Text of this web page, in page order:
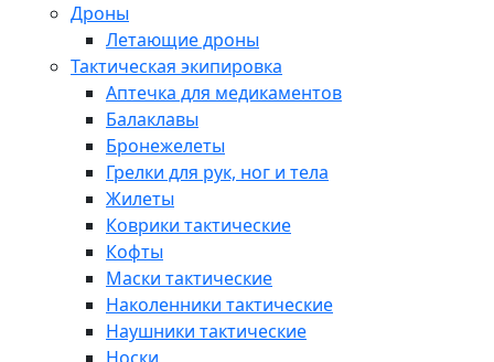
Дроны
Летающие дроны
Тактическая экипировка
Аптечка для медикаментов
Балаклавы
Бронежелеты
Грелки для рук, ног и тела
Жилеты
Коврики тактические
Кофты
Маски тактические
Наколенники тактические
Наушники тактические